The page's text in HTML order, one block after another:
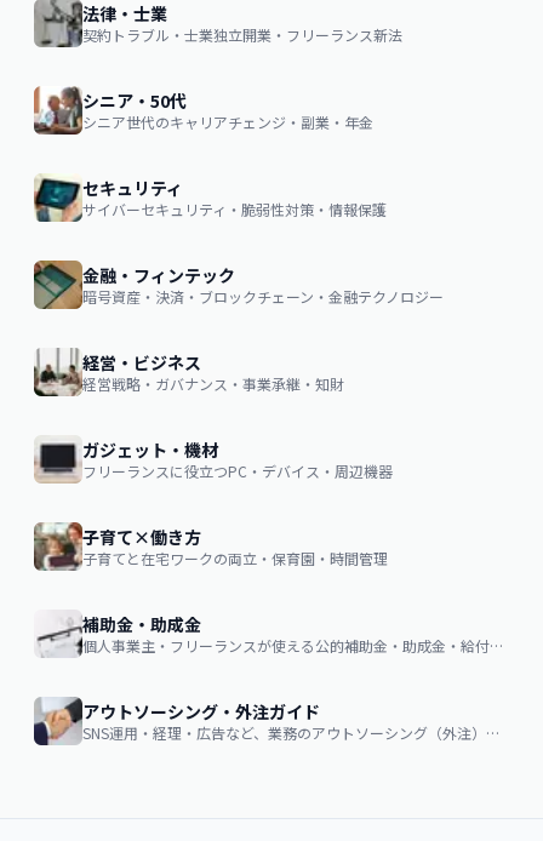
法律・士業
契約トラブル・士業独立開業・フリーランス新法
シニア・50代
シニア世代のキャリアチェンジ・副業・年金
セキュリティ
サイバーセキュリティ・脆弱性対策・情報保護
金融・フィンテック
暗号資産・決済・ブロックチェーン・金融テクノロジー
経営・ビジネス
経営戦略・ガバナンス・事業承継・知財
ガジェット・機材
フリーランスに役立つPC・デバイス・周辺機器
子育て×働き方
子育てと在宅ワークの両立・保育園・時間管理
補助金・助成金
個人事業主・フリーランスが使える公的補助金・助成金・給付金の申請ガイド
アウトソーシング・外注ガイド
SNS運用・経理・広告など、業務のアウトソーシング（外注）を検討する企業・個人向け。費用相場・依頼の流れ・失敗しない選び方